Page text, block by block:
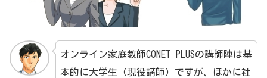
オンライン家庭教師CONET PLUSの講師陣は基
本的に大学生（現役講師）ですが、ほかに社